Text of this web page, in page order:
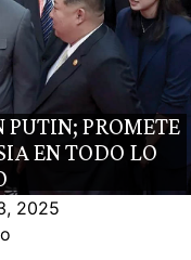
PUTIN; PROMETE
EN TODO LO
2025